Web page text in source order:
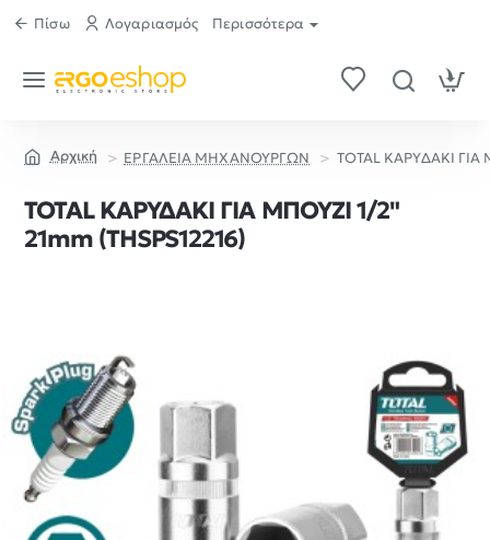
Πίσω Λογαριασμός Περισσότερα
ΕΡΓΑΛΕΙΑ ΜΗΧΑΝΟΥΡΓΩΝ TOTAL ΚΑΡΥΔΑΚΙ ΓΙΑ
TOTAL ΚΑΡΥΔΑΚΙ ΓΙΑ ΜΠΟΥΖΙ 1/2"
21mm (THSPS12216)